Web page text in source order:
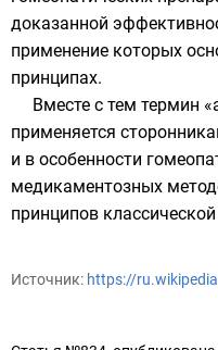
доказанной
применение которых
принципах.
Вместе с тем термин
применяется
и в особенности
медикаментозных
принципов
Источник: https://